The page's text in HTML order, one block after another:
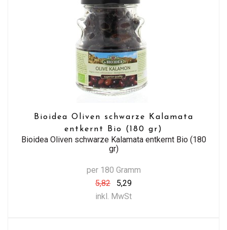
Bioidea Oliven schwarze Kalamata
entkernt Bio (180 gr)
Bioidea Oliven schwarze Kalamata entkernt Bio (180
gr)
per 180 Gramm
5,82
5,29
inkl. MwSt